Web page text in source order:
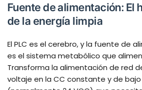
Fuente de alimentación: El
de la energía limpia
El PLC es el cerebro, y la fuente de
es el sistema metabólico que
Transforma la alimentación de red
voltaje en la CC constante y de